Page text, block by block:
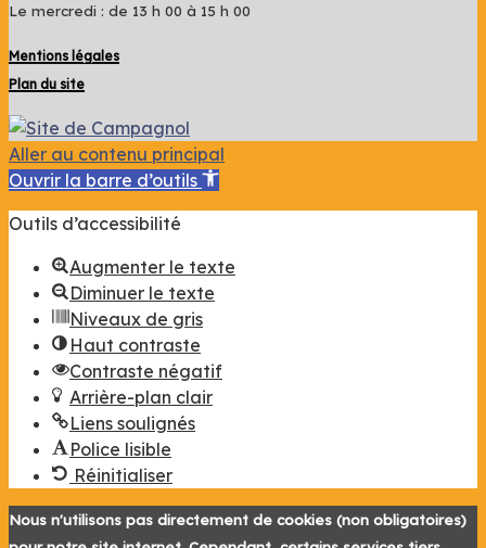
Le mercredi : de 13 h 00 à 15 h 00
Mentions légales
Plan du site
Aller au contenu principal
Ouvrir la barre d’outils
Outils d’accessibilité
Augmenter le texte
Diminuer le texte
Niveaux de gris
Haut contraste
Contraste négatif
Arrière-plan clair
Liens soulignés
Police lisible
Réinitialiser
Nous n'utilisons pas directement de cookies (non obligatoires)